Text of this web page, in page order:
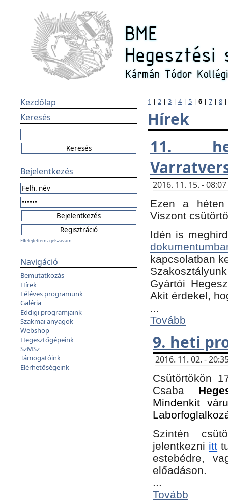
Kezdőlap
Keresés
Bejelentkezés
Elfelejtettem a jelszavam...
Navigáció
Bemutatkozás
Hírek
Féléves programunk
Galéria
Eddigi programjaink
Szakmai anyagok
Webshop
Hegesztőgépeink
SzMSz
Támogatóink
Elérhetőségeink
1 | 2 | 3 | 4| 5 | 6 | 7 | 8
Hírek
11.
2016. 11. 15. -
Ezen a héten
Viszont
Idén is
kapcsolatban
Gyártói
Akit érdekel,
...
Tovább
9. heti
2016. 11. 02. -
Csütörtökön
Csaba
Mindenkit
Szintén
jelentkezni itt
estebédre,
előadáson.
...
Tovább